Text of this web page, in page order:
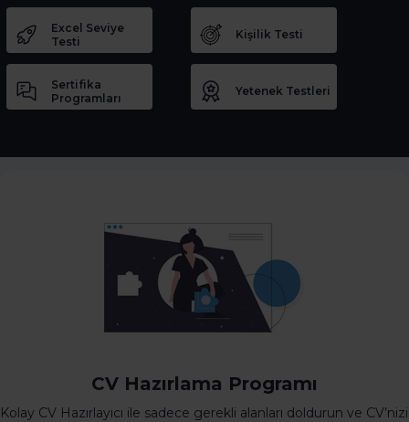
Excel Seviye
Testi
Kişilik Testi
Sertifika
Programları
Yetenek Testleri
CV Hazırlama Programı
Kolay CV Hazırlayıcı ile sadece gerekli alanları doldurun ve CV’nizi